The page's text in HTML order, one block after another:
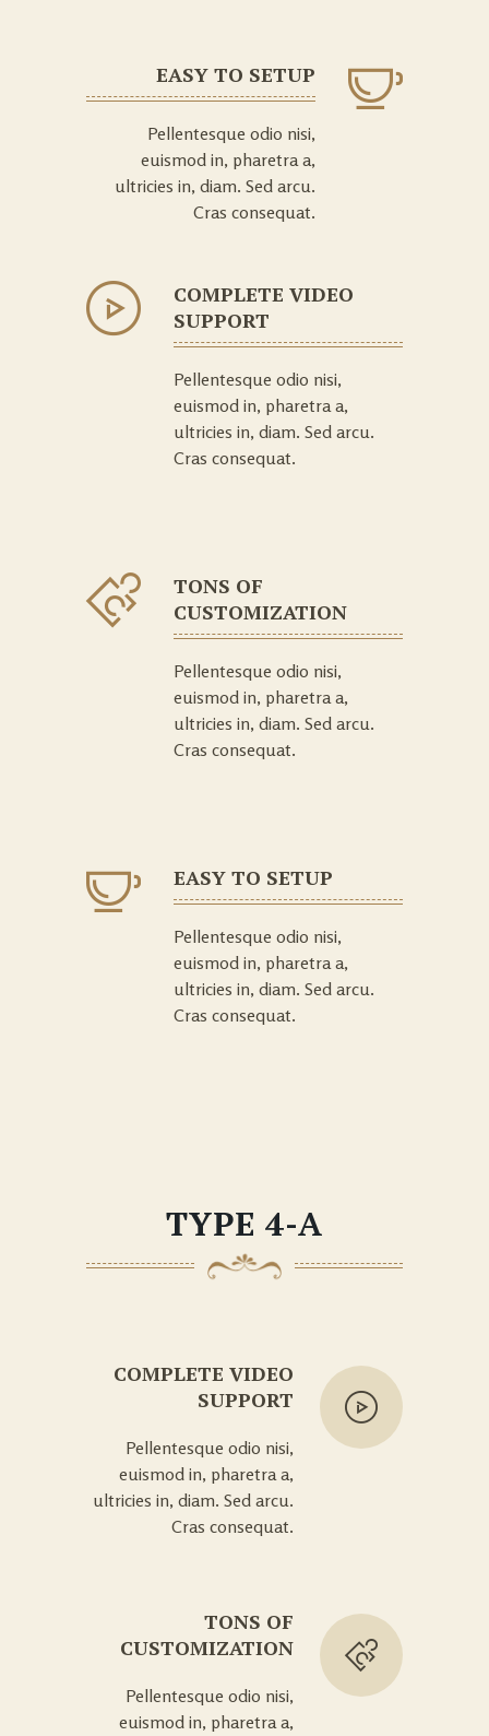
EASY TO SETUP
Pellentesque odio nisi,
euismod in, pharetra a,
ultricies in, diam. Sed arcu.
Cras consequat.
COMPLETE VIDEO
SUPPORT
Pellentesque odio nisi,
euismod in, pharetra a,
ultricies in, diam. Sed arcu.
Cras consequat.
TONS OF
CUSTOMIZATION
Pellentesque odio nisi,
euismod in, pharetra a,
ultricies in, diam. Sed arcu.
Cras consequat.
EASY TO SETUP
Pellentesque odio nisi,
euismod in, pharetra a,
ultricies in, diam. Sed arcu.
Cras consequat.
TYPE 4-A
COMPLETE VIDEO
SUPPORT
Pellentesque odio nisi,
euismod in, pharetra a,
ultricies in, diam. Sed arcu.
Cras consequat.
TONS OF
CUSTOMIZATION
Pellentesque odio nisi,
euismod in, pharetra a,